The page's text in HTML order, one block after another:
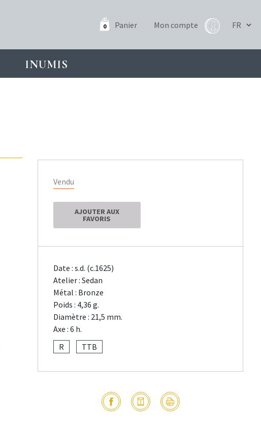
0 Panier Mon compte
INUMIS
Vendu
AJOUTER AUX
FAVORIS
Date : s.d. (c.1625)
Atelier : Sedan
Métal : Bronze
Poids : 4,36 g.
Diamètre : 21,5 mm.
Axe : 6 h.
R
TTB